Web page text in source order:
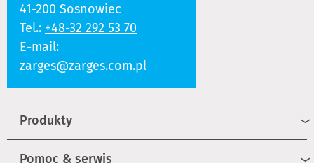
41-200 Sosnowiec
Tel.: +48-32 292 53 70
E-mail:
zarges@zarges.com.pl
Produkty
Pomoc & serwis